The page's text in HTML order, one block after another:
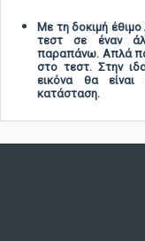
Με τη δοκιμή
τεστ σε έναν
παραπάνω. Απλά
στο τεστ. Στην
εικόνα θα είναι
κατάσταση.